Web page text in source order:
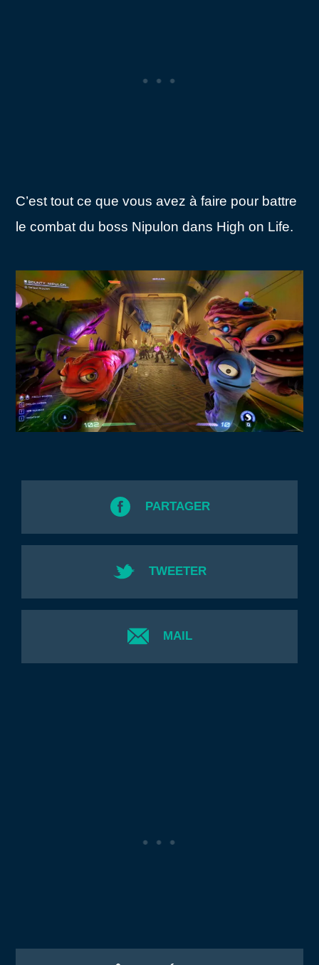
C’est tout ce que vous avez à faire pour battre
le combat du boss Nipulon dans High on Life.
PARTAGER
TWEETER
MAIL